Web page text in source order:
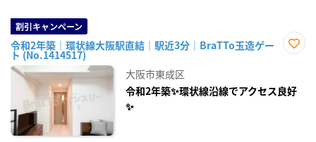
割引キャンペーン
令和2年築｜環状線大阪駅直結｜駅近3分｜BraTTo玉造ゲー
ト (No.1414517)
録
大阪市東成区
令和2年築✨環状線沿線でアクセス良好
✨